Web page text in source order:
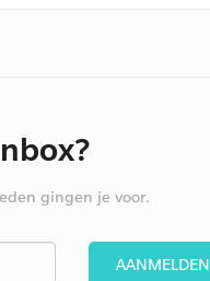
gingen je voor.
AANMELDEN